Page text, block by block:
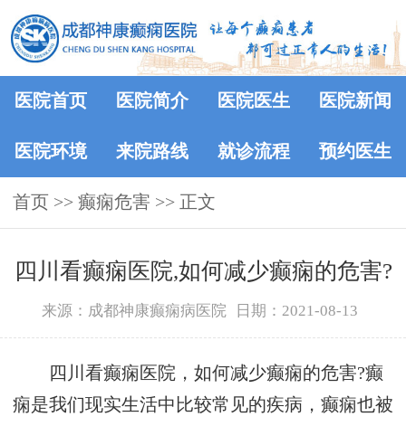
医院首页 医院简介 医院医生 医院新闻
医院环境 来院路线 就诊流程 预约医生
首页 >> 癫痫危害 >> 正文
四川看癫痫医院,如何减少癫痫的危害?
来源：成都神康癫痫病医院 日期：2021-08-13
四川看癫痫医院，如何减少癫痫的危害?癫
痫是我们现实生活中比较常见的疾病，癫痫也被